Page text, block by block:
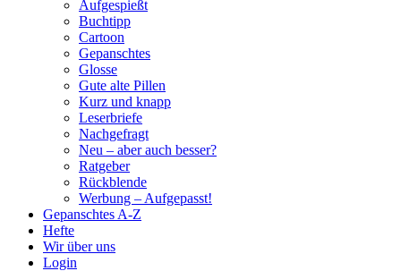
Aufgespießt
Buchtipp
Cartoon
Gepanschtes
Glosse
Gute alte Pillen
Kurz und knapp
Leserbriefe
Nachgefragt
Neu – aber auch besser?
Ratgeber
Rückblende
Werbung – Aufgepasst!
Gepanschtes A-Z
Hefte
Wir über uns
Login